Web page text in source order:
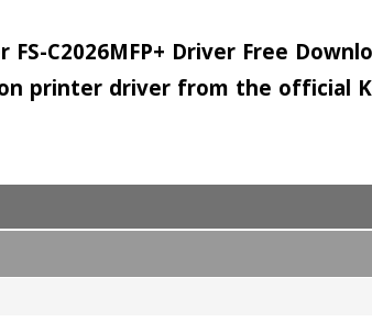
C2026MFP+ Driver Free
printer driver from the official